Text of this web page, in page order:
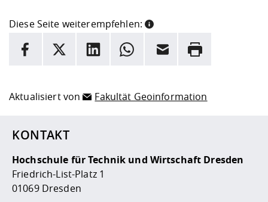
Diese Seite weiterempfehlen:
INFORMATION
Hier stehen weitere Informationen und ein Link zur
Facebook
X LinkedInWhatsappE-Mail Drucken
Aktualisiert von Fakultät Geoinformation
KONTAKT
Hochschule für Technik und Wirtschaft Dresden
Friedrich-List-Platz 1
01069 Dresden